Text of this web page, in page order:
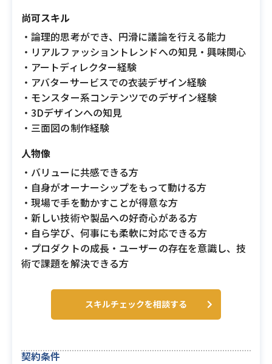
尚可スキル
・論理的思考ができ、円滑に議論を行える能力
・リアルファッショントレンドへの知見・興味関心
・アートディレクター経験
・アバターサービスでの衣装デザイン経験
・モンスター系コンテンツでのデザイン経験
・3Dデザインへの知見
・三面図の制作経験
人物像
・バリューに共感できる方
・自身がオーナーシップをもって動ける方
・現場で手を動かすことが得意な方
・新しい技術や製品への好奇心がある方
・自ら学び、何事にも柔軟に対応できる方
・プロダクトの成長・ユーザーの存在を意識し、技
術で課題を解決できる方
スキルチェックを相談する
契約条件